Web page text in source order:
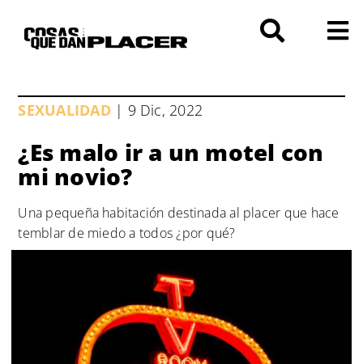
contenido
SEXUALIDAD| 9 Dic, 2022
¿Es malo ir a un motel con
mi novio?
Una pequeña habitación destinada al placer que hace
temblar de miedo a todos ¿por qué?